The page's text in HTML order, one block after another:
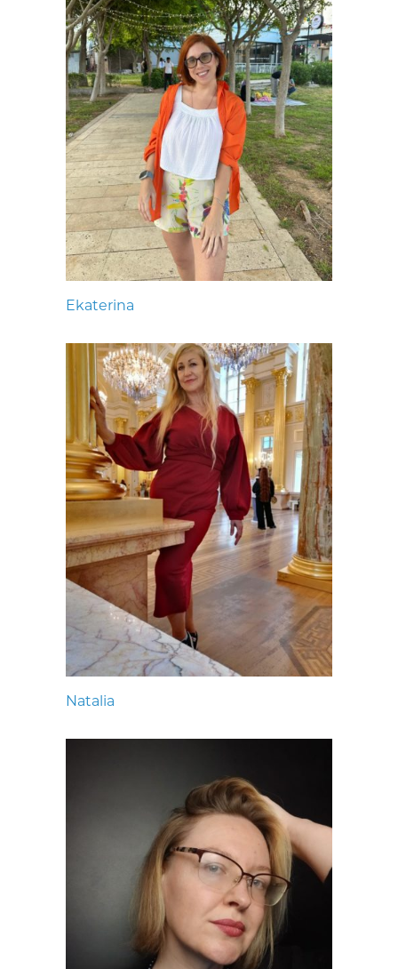
Ekaterina
Natalia